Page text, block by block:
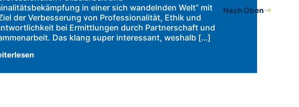
in einer sich wandelnden Welt” mit
der Verbesserung von Professionalität, Ethik und
bei Ermittlungen durch Partnerschaft und
Das klang super interessant, weshalb […]
Nach Oben